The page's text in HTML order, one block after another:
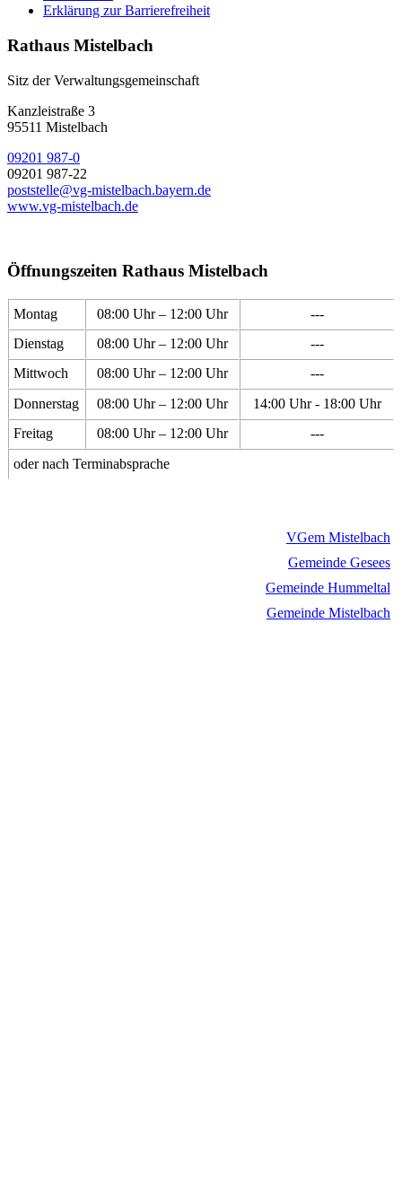
Erklärung zur Barrierefreiheit
Rathaus Mistelbach
Sitz der Verwaltungsgemeinschaft
Kanzleistraße 3
95511 Mistelbach
09201 987-0
09201 987-22
poststelle@vg-mistelbach.bayern.de
www.vg-mistelbach.de
Öffnungszeiten Rathaus Mistelbach
Montag 08:00 Uhr – 12:00 Uhr
---
Dienstag
08:00 Uhr – 12:00 Uhr
---
Mittwoch
08:00 Uhr – 12:00 Uhr
---
Donnerstag
08:00 Uhr – 12:00 Uhr
14:00 Uhr - 18:00 Uhr
Freitag
08:00 Uhr – 12:00 Uhr
---
oder nach Terminabsprache
VGem Mistelbach
Gemeinde Gesees
Gemeinde Hummeltal
Gemeinde Mistelbach